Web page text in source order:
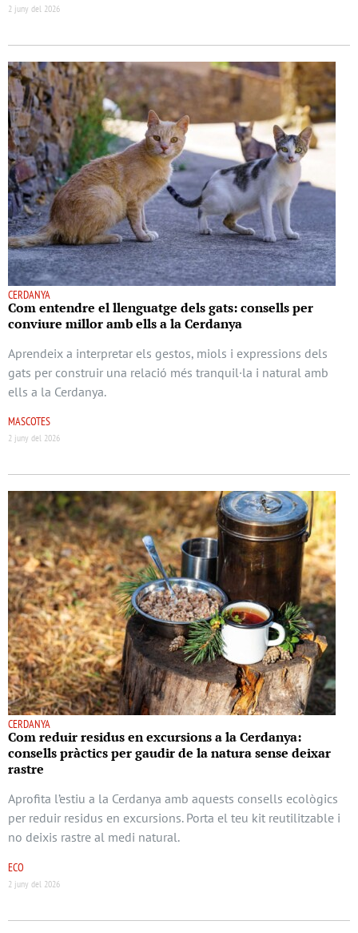
2 juny del 2026
CERDANYA
Com entendre el llenguatge dels gats: consells per
conviure millor amb ells a la Cerdanya
Aprendeix a interpretar els gestos, miols i expressions dels
gats per construir una relació més tranquil·la i natural amb
ells a la Cerdanya.
MASCOTES
2 juny del 2026
CERDANYA
Com reduir residus en excursions a la Cerdanya:
consells pràctics per gaudir de la natura sense deixar
rastre
Aprofita l’estiu a la Cerdanya amb aquests consells ecològics
per reduir residus en excursions. Porta el teu kit reutilitzable i
no deixis rastre al medi natural.
ECO
2 juny del 2026